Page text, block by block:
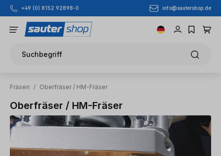
Zum Hauptinhalt springen
+49 (0) 8152 92898-0 info@sautershop.de
Suchbegriff
Fräsen / Oberfräser / HM-Fräser
Oberfräser / HM-Fräser